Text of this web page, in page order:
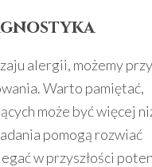
alergii, możemy
Warto pamiętać,
może być więcej
pomogą rozwiać
w przyszłości